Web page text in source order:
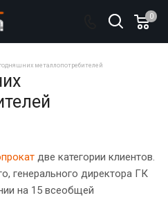
0
металлопотребителей
две категории клиентов.
генерального директора ГК
на 15 всеобщей